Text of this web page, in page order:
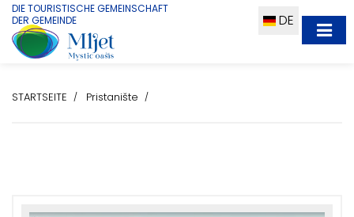
DIE TOURISTISCHE GEMEINSCHAFT
DER GEMEINDE
DE
STARTSEITE Pristanište